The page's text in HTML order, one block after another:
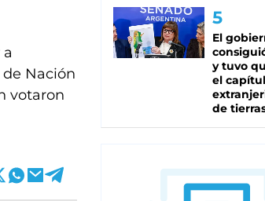
Nación
votaron
El
y tuvo
el
de